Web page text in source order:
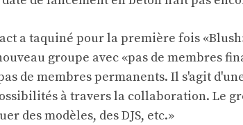
a taquiné pour la première fois
groupe avec «pas de membres
de membres permanents. Il s'agit
à travers la collaboration. Le
des modèles, des DJS, etc.»